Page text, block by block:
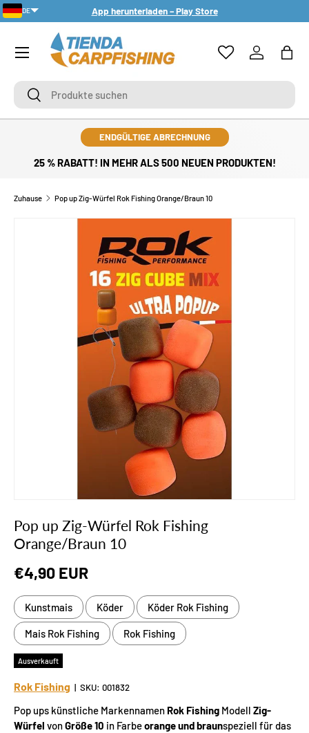
DIREKT ZUM INHALT
App herunterladen – Play Store
SuchenSuchen
Einloggen
ENDGÜLTIGE ABRECHNUNG
25 % RABATT! IN MEHR ALS 500 NEUEN PRODUKTEN!
Zuhause Pop up Zig-Würfel Rok Fishing Orange/Braun 10
ZU PRODUKTINFORMATIONEN SPRINGEN
Pop up Zig-Würfel Rok Fishing
Orange/Braun 10
Normaler Preis
€4,90 EUR
Kunstmais Köder Köder Rok Fishing
Mais Rok Fishing Rok Fishing
Ausverkauft
Rok Fishing | SKU: 001832
Pop ups künstliche Markennamen Rok Fishing Modell Zig-
Würfel vonGröße 10 in Farbeorange und braunspeziell für das
DE